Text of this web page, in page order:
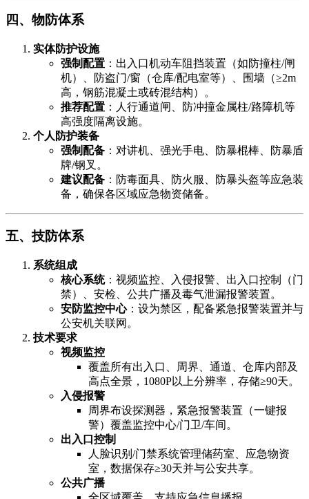
四、物防体系
实体防护设施
强制配置 ​：出入口机动车阻挡装置（如防撞柱/闸
机）、防盗门/窗（仓库/配电室等）、围墙（≥2m
高，钢筋混凝土或砖混结构）。
推荐配置 ​：人行通道闸、防冲撞金属柱/路障机等
高强度隔离设施。
个人防护装备
强制配备 ​：对讲机、强光手电、防暴棍棒、防暴盾
牌/钢叉。
建议配备 ​：防毒面具、防火服、防暴头盔等应急装
备，确保各区域应急物资储备。
五、技防体系
系统组成
核心系统​：视频监控、入侵报警、出入口控制（门
禁）、安检、公共广播及毒气泄漏报警装置。
安防监控中心​：设为禁区，配备紧急报警装置并与
公安机关联网。
技术要求
视频监控
覆盖所有出入口、周界、通道、仓库内部及
高点全景，1080P以上分辨率，存储≥90天。
入侵报警
周界布设探测器，紧急报警装置（一键报
警）覆盖监控中心/门卫/车间。
出入口控制
人脸识别/门禁系统管理储药室、应急物资
室，数据保存≥30天并与公安共享。
公共广播